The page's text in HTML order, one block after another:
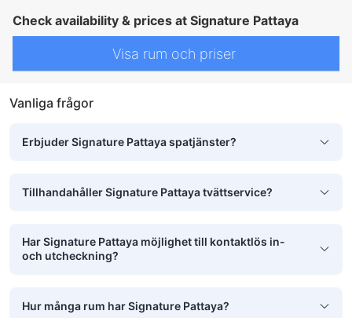
Check availability & prices at Signature Pattaya
Visa rum och priser
Vanliga frågor
Erbjuder Signature Pattaya spatjänster?
Tillhandahåller Signature Pattaya tvättservice?
Har Signature Pattaya möjlighet till kontaktlös in-
och utcheckning?
Hur många rum har Signature Pattaya?